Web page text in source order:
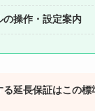
操作・設定案内
る延長保証はこの標